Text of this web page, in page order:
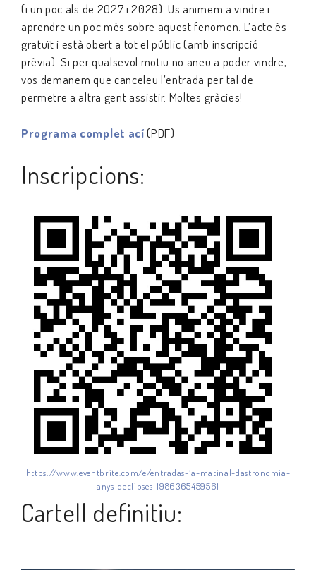
(i un poc als de 2027 i 2028). Us animem a vindre i
aprendre un poc més sobre aquest fenomen. L’acte és
gratuït i està obert a tot el públic (amb inscripció
prèvia). Si per qualsevol motiu no aneu a poder vindre,
vos demanem que canceleu l’entrada per tal de
permetre a altra gent assistir. Moltes gràcies!
Programa complet ací(PDF)
Inscripcions:
https://www.eventbrite.com/e/entradas-1a-matinal-dastronomia-
anys-declipses-1986365459561
Cartell definitiu: